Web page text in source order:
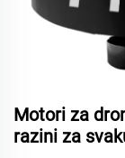
Motori za
razini za